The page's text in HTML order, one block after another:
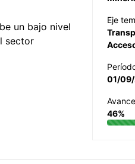
un bajo nivel
sector
Eje
01/
46%